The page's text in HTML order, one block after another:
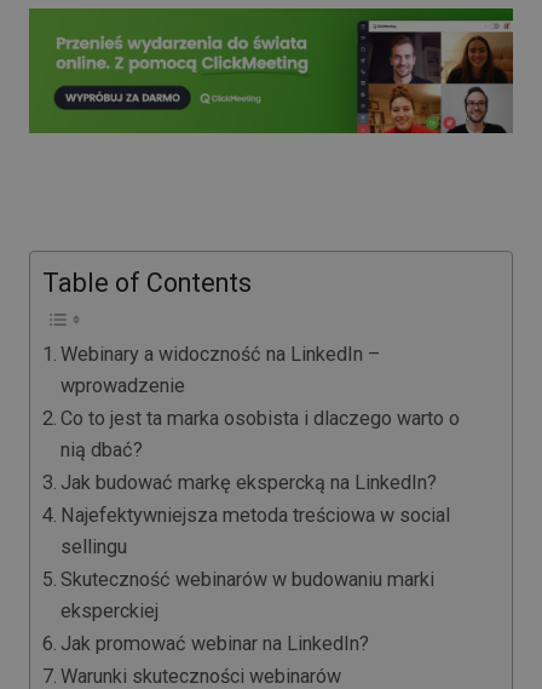
Table of Contents
Webinary a widoczność na LinkedIn –
wprowadzenie
Co to jest ta marka osobista i dlaczego warto o
nią dbać?
Jak budować markę ekspercką na LinkedIn?
Najefektywniejsza metoda treściowa w social
sellingu
Skuteczność webinarów w budowaniu marki
eksperckiej
Jak promować webinar na LinkedIn?
Warunki skuteczności webinarów